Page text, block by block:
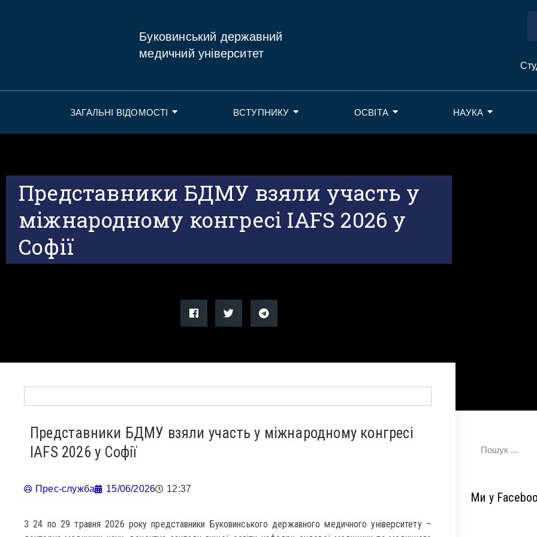
Буковинський державний
медичний університет
ЗАГАЛЬНІ ВІДОМОСТІ ВСТУПНИКУ ОСВІТА НАУКА
Представники БДМУ взяли участь у
міжнародному конгресі IAFS 2026 у
Софії
Представники БДМУ взяли участь у міжнародному конгресі
IAFS 2026 у Софії
Прес-служба 15/06/2026 12:37
З 24 по 29 травня 2026 року представники Буковинського державного медичного університету –
Ми у